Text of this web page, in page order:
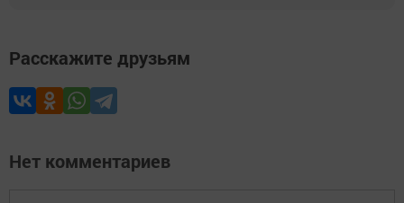
Расскажите друзьям
Нет комментариев